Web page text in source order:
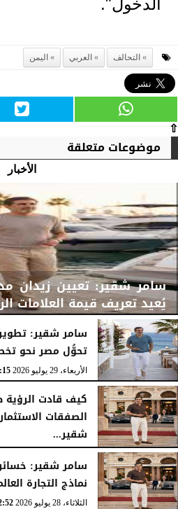
التحالف العربي اليمن
⇧
موضوعات متعلقة
الأخبار
سامر شقير: تعيين زيدان
يُعيد تعريف قيمة العلامات
الأربعاء، 29 يوليو 2026 02:25 مـ
سامر شقير:
تحوُّل مصر نحو
الأربعاء، 29 يوليو 2026
كيف قادت الرؤية
الصفقات
شقير...
الثلاثاء، 28 يوليو 2026 03:49 مـ
نماذج التجارة
الثلاثاء، 28 يوليو 2026